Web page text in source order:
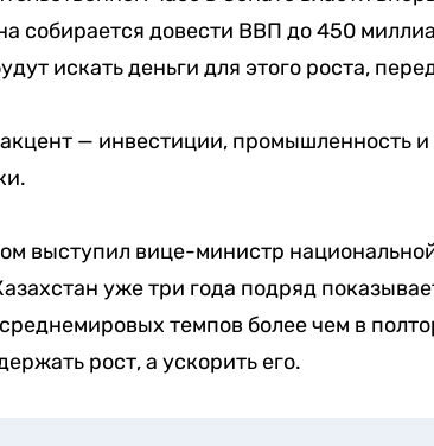
собирается довести ВВП до 450
искать деньги для этого роста,
— инвестиции, промышленность
выступил вице-министр
уже три года подряд
темпов более чем в
рост, а ускорить его.